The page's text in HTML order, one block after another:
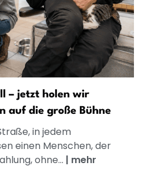
– jetzt holen wir
auf die große Bühne
in jedem
einen Menschen, der
ohne... | mehr